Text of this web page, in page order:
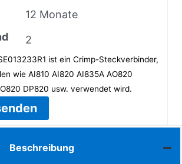
12 Monate
2
ist ein Crimp-Steckverbinder,
wie AI810 AI820 AI835A AO820
DP820 usw. verwendet wird.
Beschreibung